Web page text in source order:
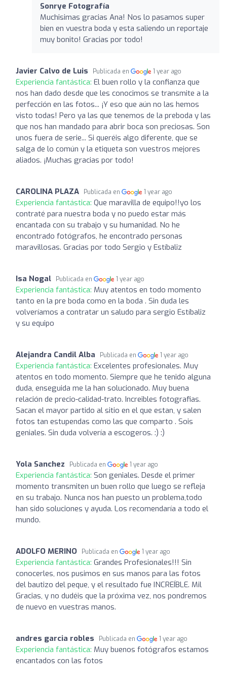
Sonrye Fotografía
Muchisimas gracias Ana! Nos lo pasamos super
bien en vuestra boda y esta saliendo un reportaje
muy bonito! Gracias por todo!
Javier Calvo de Luis Publicada en 1 year ago
Experiencia fantástica: El buen rollo y la confianza que
nos han dado desde que les conocimos se transmite a la
perfección en las fotos... ¡Y eso que aún no las hemos
visto todas! Pero ya las que tenemos de la preboda y las
que nos han mandado para abrir boca son preciosas. Son
unos fuera de serie... Si queréis algo diferente, que se
salga de lo común y la etiqueta son vuestros mejores
aliados. ¡Muchas gracias por todo!
CAROLINA PLAZA Publicada en 1 year ago
Experiencia fantástica: Que maravilla de equipo!!yo los
contraté para nuestra boda y no puedo estar más
encantada con su trabajo y su humanidad. No he
encontrado fotógrafos, he encontrado personas
maravillosas. Gracias por todo Sergio y Estíbaliz
Isa Nogal Publicada en 1 year ago
Experiencia fantástica: Muy atentos en todo momento
tanto en la pre boda como en la boda . Sin duda les
volveríamos a contratar un saludo para sergio Estíbaliz
y su equipo
Alejandra Candil Alba Publicada en 1 year ago
Experiencia fantástica: Excelentes profesionales. Muy
atentos en todo momento. Siempre que he tenido alguna
duda, enseguida me la han solucionado. Muy buena
relación de precio-calidad-trato. Increibles fotografias.
Sacan el mayor partido al sitio en el que estan, y salen
fotos tan estupendas como las que comparto . Sois
geniales. Sin duda volvería a escogeros. :) :)
Yola Sanchez Publicada en 1 year ago
Experiencia fantástica: Son geniales. Desde el primer
momento transmiten un buen rollo que luego se refleja
en su trabajo. Nunca nos han puesto un problema,todo
han sido soluciones y ayuda. Los recomendaría a todo el
mundo.
ADOLFO MERINO Publicada en 1 year ago
Experiencia fantástica: Grandes Profesionales!!! Sin
conocerles, nos pusimos en sus manos para las fotos
del bautizo del peque, y el resultado fue INCREÍBLE. Mil
Gracias, y no dudéis que la próxima vez, nos pondremos
de nuevo en vuestras manos.
andres garcia robles Publicada en 1 year ago
Experiencia fantástica: Muy buenos fotógrafos estamos
encantados con las fotos